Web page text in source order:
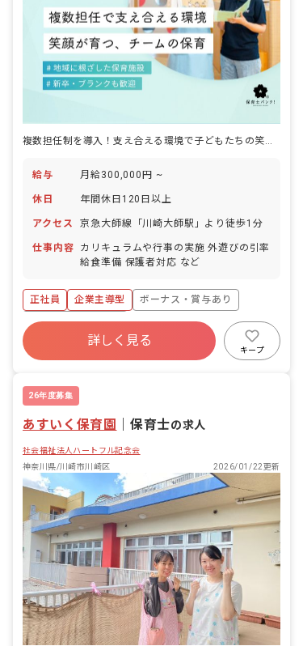
複数担任制を導入！支え合える環境で子どもたちの笑顔を育みませんか
給与 月給300,000円 ~
休日 年間休日120日以上
アクセス 京急大師線「川崎大師駅」より徒歩1分
仕事内容
カリキュラムや行事の実施 外遊びの引率
給食準備 保護者対応 など
正社員 企業主導型
ボーナス・賞与あり
年間休日120日以上
寮・住宅・家賃補助あり
社会保険完備
昇給昇進あり
詳しく見る
キープ
26年度募集
あすいく保育園 ｜保育士の求人
社会福祉法人ハートフル記念会
神奈川県/川崎市川崎区
2026/01/22更新